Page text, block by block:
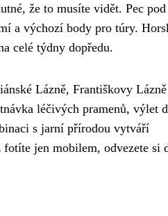
že to musíte vidět. Pec pod
a výchozí body pro túry.
celé týdny dopředu.
Lázně, Františkovy
léčivých pramenů, výlet
s jarní přírodou vytváří
jen mobilem, odvezete si